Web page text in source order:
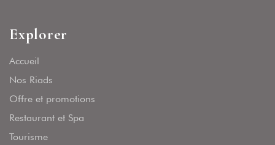
Explorer
Accueil
Nos Riads
Offre et promotions
Restaurant et Spa
Tourisme